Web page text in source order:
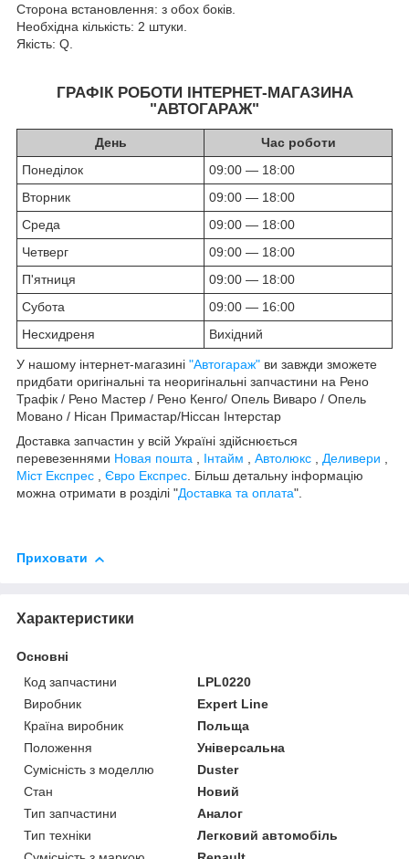
Сторона встановлення: з обох боків.
Необхідна кількість: 2 штуки.
Якість: Q.
ГРАФІК РОБОТИ ІНТЕРНЕТ-МАГАЗИНА
"АВТОГАРАЖ"
День
Час роботи
Понеділок
09:00 — 18:00
Вторник
09:00 — 18:00
Среда
09:00 — 18:00
Четверг
09:00 — 18:00
П'ятниця
09:00 — 18:00
Субота
09:00 — 16:00
Несхидреня
Вихідний
У нашому інтернет-магазині "Автогараж" ви завжди зможете
придбати оригінальні та неоригінальні запчастини на Рено
Трафік / Рено Мастер / Рено Кенго/ Опель Виваро / Опель
Мовано / Нісан Примастар/Ніссан Інтерстар
Доставка запчастин у всій Україні здійснюється
перевезеннями Новая пошта Інтайм Автолюкс Деливери
Міст Експрес
Євро Експрес . Більш детальну інформацію
можна отримати в розділі "Доставка та оплата".
Приховати
Характеристики
Основні
Код запчастини
LPL0220
Виробник
Expert Line
Країна виробник
Польща
Положення
Універсальна
Сумісність з моделлю
Duster
Стан
Новий
Тип запчастини
Аналог
Тип техніки
Легковий автомобіль